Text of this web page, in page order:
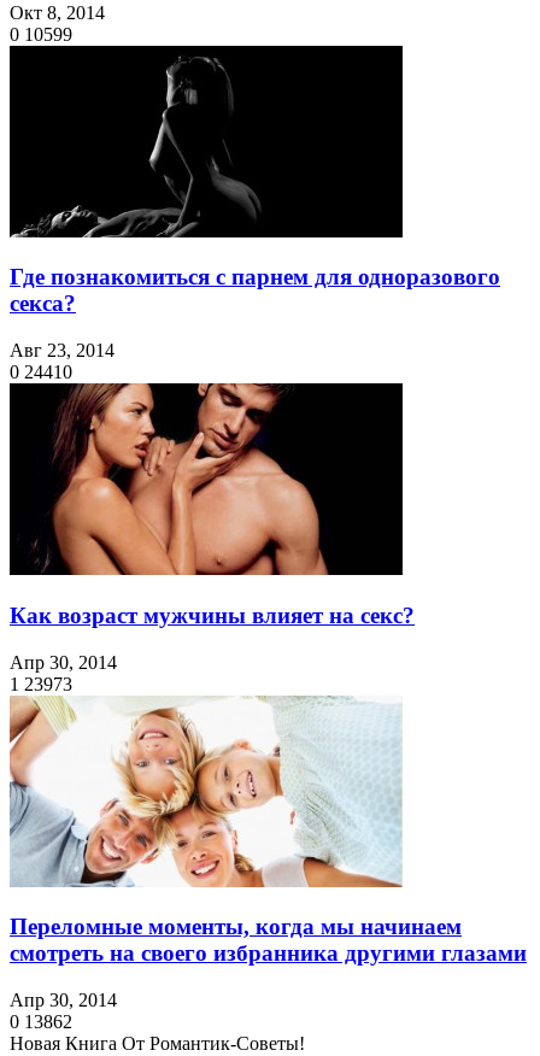
Окт 8, 2014
0 10599
Где познакомиться с парнем для одноразового
секса?
Авг 23, 2014
0 24410
Как возраст мужчины влияет на секс?
Апр 30, 2014
1 23973
Переломные моменты, когда мы начинаем
смотреть на своего избранника другими глазами
Апр 30, 2014
0 13862
Новая Книга От Романтик-Советы!